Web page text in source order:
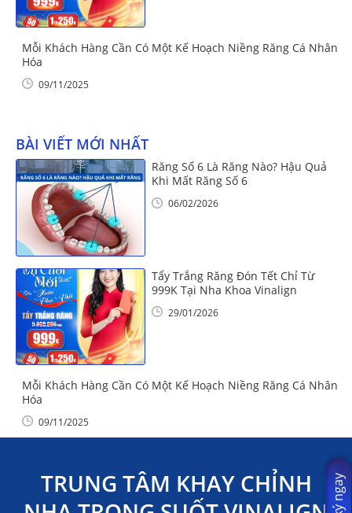
Mỗi Khách Hàng Cần Có Một Kế Hoạch Niềng Răng Cá Nhân
Hóa
09/11/2025
BÀI VIẾT MỚI NHẤT
Răng Số 6 Là Răng Nào? Hậu Quả
Khi Mất Răng Số 6
06/02/2026
Tẩy Trắng Răng Đón Tết Chỉ Từ
999K Tại Nha Khoa Vinalign
29/01/2026
Mỗi Khách Hàng Cần Có Một Kế Hoạch Niềng Răng Cá Nhân
Hóa
09/11/2025
TRUNG TÂM KHAY CHỈNH